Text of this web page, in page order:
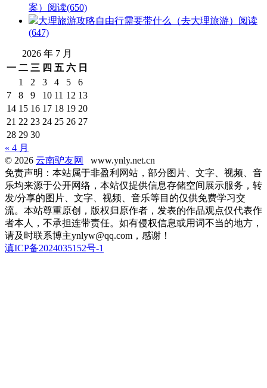
案） 阅读(650)
大理旅游攻略自由行需要带什么（去大理旅游） 阅读
(647)
2026 年 7 月
一 二 三 四 五 六 日
1
2 3 4 5
6
7
8 9 10 11 12 13
14 15 16 17 18 19 20
21 22 23 24 25 26 27
28 29 30
« 4 月
© 2026 云南驴友网
www.ynly.net.cn
免责声明：本站属于非盈利网站，部分图片、文字、视频、音
乐均来源于公开网络，本站仅提供信息存储空间展示服务，转
发/分享的图片、文字、视频、音乐等目的仅供免费学习交
流。本站尊重原创，版权归原作者，发表的作品观点仅代表作
者本人，不承担连带责任。如有侵权信息或用词不当的地方，
请及时联系博主ynlyw@qq.com，感谢！
滇ICP备2024035152号-1